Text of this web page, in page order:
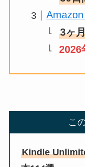
3ヶ
2026
こ
Kindle